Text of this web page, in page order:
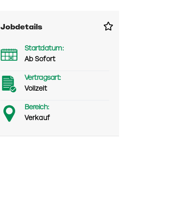
Jobdetails
Startdatum:
Ab Sofort
Vertragsart:
Vollzeit
Bereich:
Verkauf